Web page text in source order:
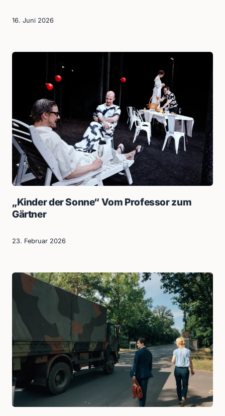
16. Juni 2026
„Kinder der Sonne“ Vom Professor zum
Gärtner
23. Februar 2026